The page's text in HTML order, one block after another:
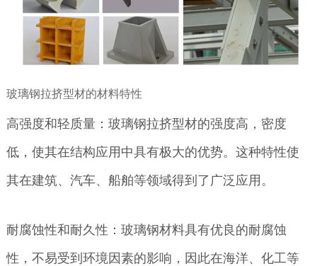
玻璃钢拉挤型材的材料特性
高强度和轻质量：玻璃钢拉挤型材的强度高，密度
低，使其在结构应用中具有极大的优势。这种特性使
其在建筑、汽车、船舶等领域得到了广泛应用。
耐腐蚀性和耐久性：玻璃钢材料具有优良的耐腐蚀
性，不易受到环境因素的影响，因此在海洋、化工等